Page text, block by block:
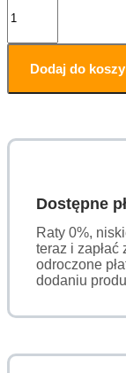
Dodaj do
Dostępne
Raty 0%,
teraz i zapłać
odroczone
dodaniu